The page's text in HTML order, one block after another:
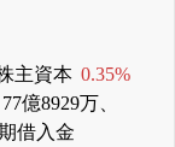
主資本 0.35%
77億8929万、
借入金